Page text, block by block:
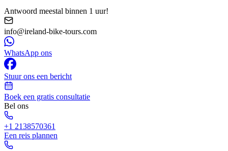
Antwoord meestal binnen 1 uur!
info@ireland-bike-tours.com
WhatsApp ons
Stuur ons een bericht
Boek een gratis consultatie
Bel ons
+1 2138570361
Een reis plannen